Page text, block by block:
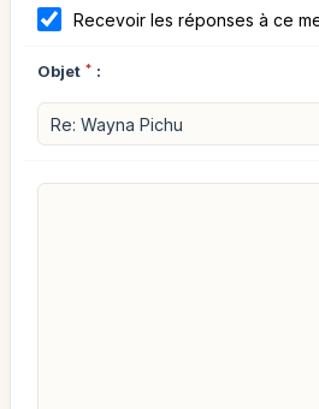
Recevoir les réponses à ce
Objet * :